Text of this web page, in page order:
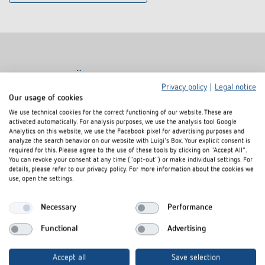
AP-Rahmen 110A BK AP-Rahmen
Privacy policy
Legal notice
Our usage of cookies
We use technical cookies for the correct functioning of our website. These are
activated automatically. For analysis purposes, we use the analysis tool Google
Analytics on this website, we use the Facebook pixel for advertising purposes and
analyze the search behavior on our website with Luigi's Box. Your explicit consent is
required for this. Please agree to the use of these tools by clicking on "Accept All".
You can revoke your consent at any time ("opt-out") or make individual settings. For
details, please refer to our privacy policy. For more information about the cookies we
use, open the settings.
Necessary Performance
Functional Advertising
Accept all Save selection